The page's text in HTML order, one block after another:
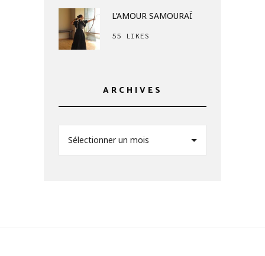
L’AMOUR SAMOURAÏ
55 LIKES
ARCHIVES
Sélectionner un mois